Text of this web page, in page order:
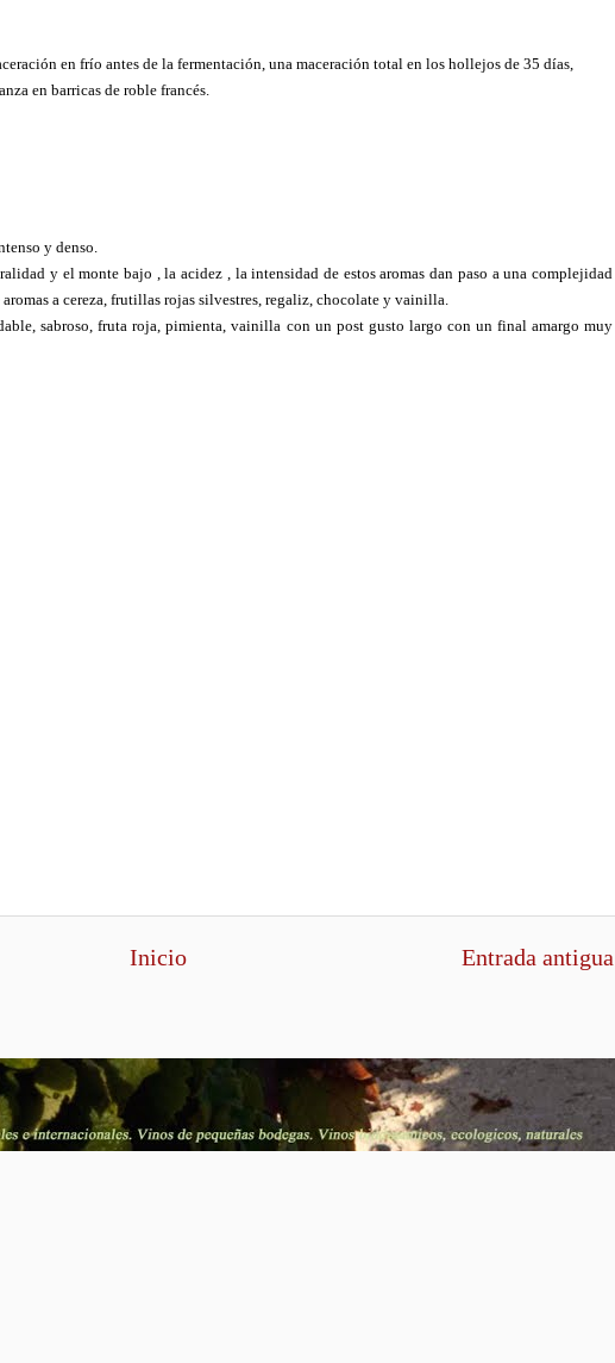
en frío antes de la fermentación, una maceración total en los hollejos de 35 días,
en barricas de roble francés.
y denso.
y el monte bajo , la acidez , la intensidad de estos aromas dan paso a una complejidad
a cereza, frutillas rojas silvestres, regaliz, chocolate y vainilla.
sabroso, fruta roja, pimienta, vainilla con un post gusto largo con un final amargo muy
Entrada antigua
Inicio